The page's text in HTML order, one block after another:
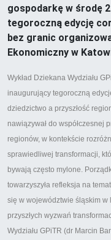
gospodarkę w środę
tegoroczną edycję
bez granic
Ekonomiczny w
Wykład Dziekana Wydziału
inaugurujący tegoroczną
dziedzictwo a przyszłość
nawiązywał do współczesnej
regionów, w kontekście
sprawiedliwej transformacji,
bywają często mylone.
towarzyszyła refleksja na
się w województwie śląskim
przyszłych wyzwań
Wydziału GPiTR (dr Marcin